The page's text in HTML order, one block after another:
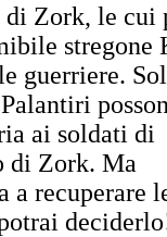
Zork, le cui
guerriere.
ai soldati di
di Zork. Ma
a recuperare